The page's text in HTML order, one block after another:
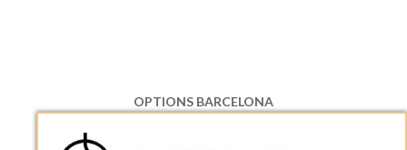
OPTIONS BARCELONA
08130 Santa Perpetua de Moguda, Barcelona